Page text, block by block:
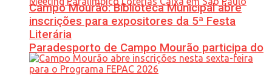
Paradesporto de Campo Mourão participa do
Campo Mourão: Biblioteca Municipal abre
inscrições para expositores da 5ª Festa
Literária